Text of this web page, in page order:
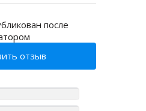
после
отзыв